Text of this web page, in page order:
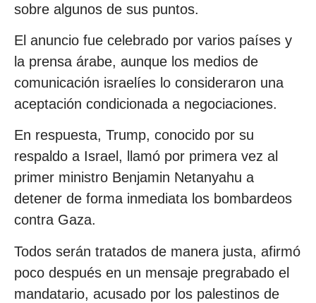
sobre algunos de sus puntos.
El anuncio fue celebrado por varios países y
la prensa árabe, aunque los medios de
comunicación israelíes lo consideraron una
aceptación condicionada a negociaciones.
En respuesta, Trump, conocido por su
respaldo a Israel, llamó por primera vez al
primer ministro Benjamin Netanyahu a
detener de forma inmediata los bombardeos
contra Gaza.
Todos serán tratados de manera justa, afirmó
poco después en un mensaje pregrabado el
mandatario, acusado por los palestinos de